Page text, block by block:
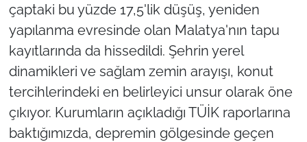
çaptaki bu yüzde 17,5'lik düşüş, yeniden
yapılanma evresinde olan Malatya'nın tapu
kayıtlarında da hissedildi. Şehrin yerel
dinamikleri ve sağlam zemin arayışı, konut
tercihlerindeki en belirleyici unsur olarak öne
çıkıyor. Kurumların açıkladığı TÜİK raporlarına
baktığımızda, depremin gölgesinde geçen